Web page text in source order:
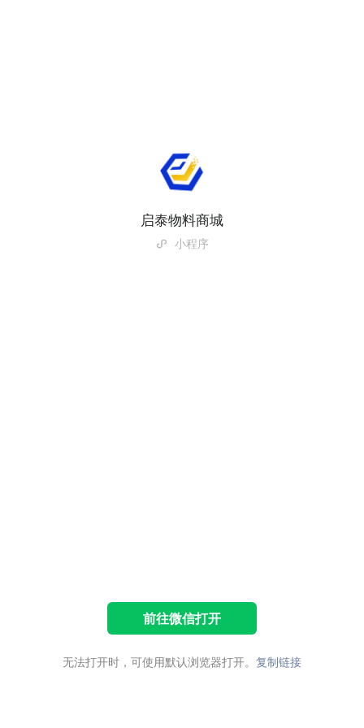
启泰物料商城
小程序
前往微信打开
无法打开时，可使用默认浏览器打开。 复制链接